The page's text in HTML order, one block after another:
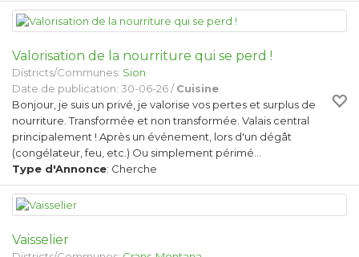
Valorisation de la nourriture qui se perd !
Districts/Communes: Sion
Date de publication: 30-06-26 /Cuisine
Bonjour, je suis un privé, je valorise vos pertes et surplus de
nourriture. Transformée et non transformée. Valais central
principalement ! Après un événement, lors d'un dégât
(congélateur, feu, etc.) Ou simplement périmé…
Type d'Annonce: Cherche
Vaisselier